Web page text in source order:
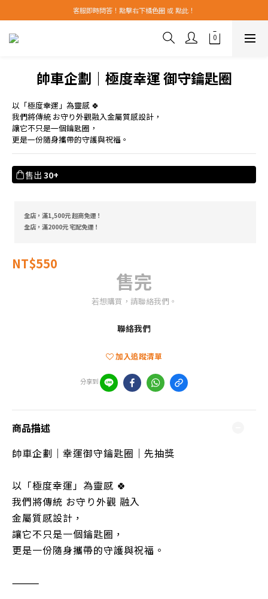
全館消費滿$1500 超商免運 滿$2000 宅配免運！
客服即時問答！點擊右下橘色圈 或 點此！
全館消費滿$1500 超商免運 滿$2000 宅配免運！
帥車企劃｜極度幸運 御守鑰匙圈
以「極度幸運」為靈感 🍀
我們將傳統 お守り外觀融入金屬質感設計，
讓它不只是一個鑰匙圈，
更是一份隨身攜帶的守護與祝福。
售出 30+
全店，滿1,500元 超商免運！
全店，滿2000元 宅配免運！
NT$550
售完
若想購買，請聯絡我們。
聯絡我們
加入追蹤清單
分享到
商品描述
帥車企劃｜幸運御守鑰匙圈｜先抽獎
以「極度幸運」為靈感 🍀
我們將傳統 お守り外觀 融入
金屬質感設計，
讓它不只是一個鑰匙圈，
更是一份隨身攜帶的守護與祝福。
⸻